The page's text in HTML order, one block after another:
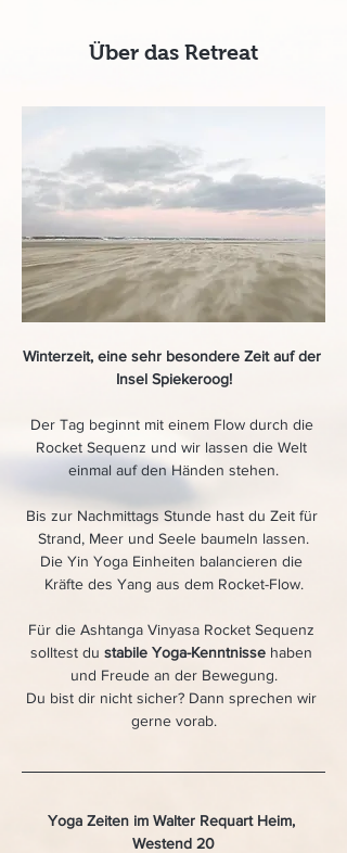
Über das Retreat
Winterzeit, eine sehr besondere Zeit auf der
Insel Spiekeroog!
Der Tag beginnt mit einem Flow durch die
Rocket Sequenz und wir lassen die Welt
einmal auf den Händen stehen.
Bis zur Nachmittags Stunde hast du Zeit für
Strand, Meer und Seele baumeln lassen.
Die Yin Yoga Einheiten balancieren die
Kräfte des Yang aus dem Rocket-Flow.
Für die Ashtanga Vinyasa Rocket Sequenz
solltest du stabile Yoga-Kenntnisse haben
und Freude an der Bewegung.
Du bist dir nicht sicher? Dann sprechen wir
gerne vorab.
Yoga Zeiten im Walter Requart Heim,
Westend 20